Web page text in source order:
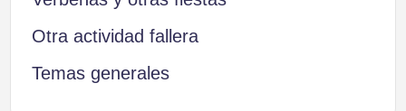
Otra actividad fallera
Temas generales